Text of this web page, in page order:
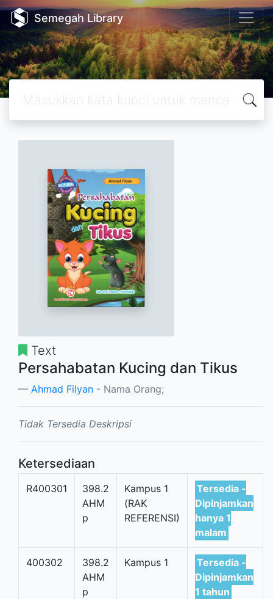
Semegah Library
Text
Persahabatan Kucing dan Tikus
Ahmad Filyan - Nama Orang;
Tidak Tersedia Deskripsi
Ketersediaan
R400301
398.2
AHM
p
Kampus 1
(RAK
REFERENSI)
Tersedia -
Dipinjamkan
hanya 1
malam
400302
398.2
AHM
p
Kampus 1
Tersedia -
Dipinjamkan
1 tahun